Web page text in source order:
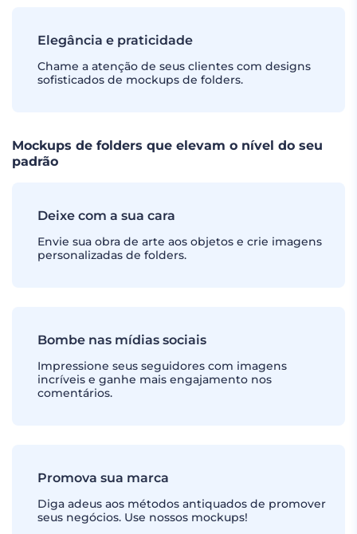
Elegância e praticidade
Chame a atenção de seus clientes com designs
sofisticados de mockups de folders.
Mockups de folders que elevam o nível do seu
padrão
Deixe com a sua cara
Envie sua obra de arte aos objetos e crie imagens
personalizadas de folders.
Bombe nas mídias sociais
Impressione seus seguidores com imagens
incríveis e ganhe mais engajamento nos
comentários.
Promova sua marca
Diga adeus aos métodos antiquados de promover
seus negócios. Use nossos mockups!